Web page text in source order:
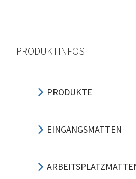
PRODUKTINFOS
PRODUKTE
EINGANGSMATTEN